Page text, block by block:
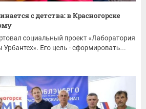
с детства: в Красногорске
социальный проект «Лаборатория
Его цель - сформировать...